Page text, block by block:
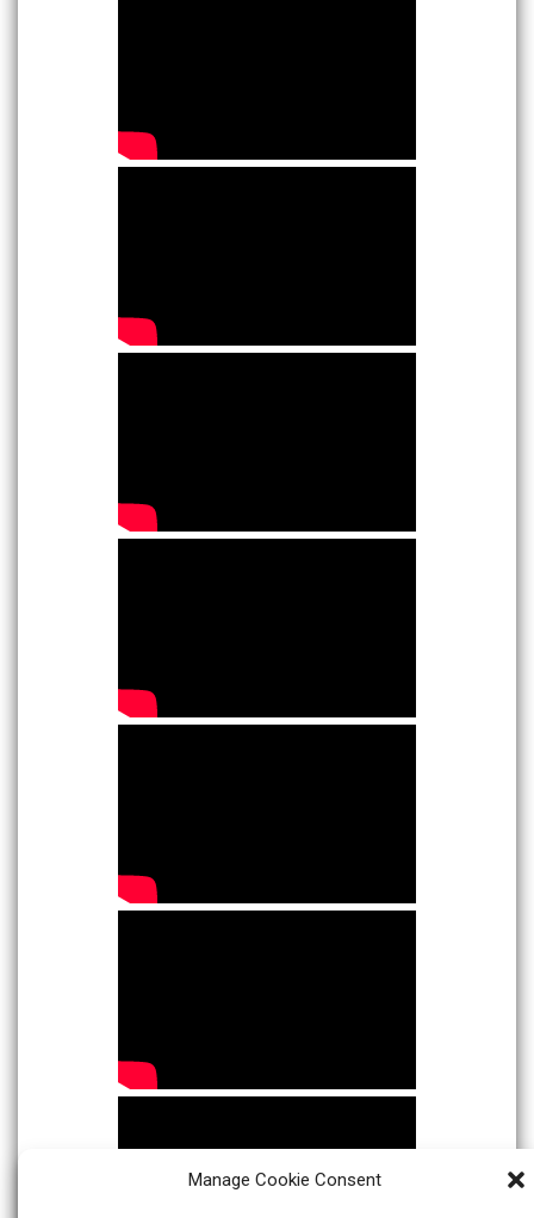
Manage Cookie Consent